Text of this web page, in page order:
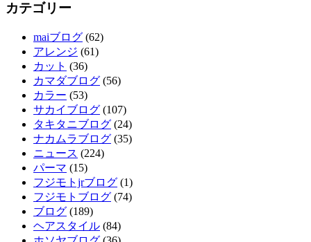
カテゴリー
maiブログ (62)
アレンジ (61)
カット (36)
カマダブログ (56)
カラー (53)
サカイブログ (107)
タキタニブログ (24)
ナカムラブログ (35)
ニュース (224)
パーマ (15)
フジモトjrブログ (1)
フジモトブログ (74)
ブログ (189)
ヘアスタイル (84)